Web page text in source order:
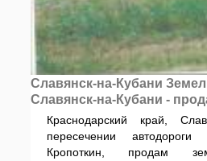
Славянск-на-Кубани
Славянск-на-Кубани -
Краснодарский край,
пересечении автодороги
Кропоткин, продам